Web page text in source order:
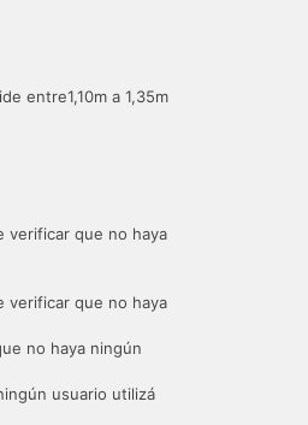
entre1,10m a 1,35m
verificar que no haya
verificar que no haya
no haya ningún
usuario utilizá